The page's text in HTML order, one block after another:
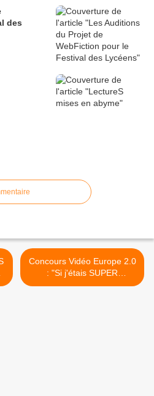
des
Concours Vidéo Europe 2.0
: "Si j'étais SUPER
Eurodéputé..." >